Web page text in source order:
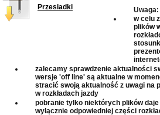
Przesiadki
Uwaga:
w celu
plików
zalecamy sprawdzenie aktualności
wersje 'off line' są aktualne w
stracić swoją aktualność z uwagi na
w rozkładach jazdy
pobranie tylko niektórych plików
wyłącznie odpowiedniej części